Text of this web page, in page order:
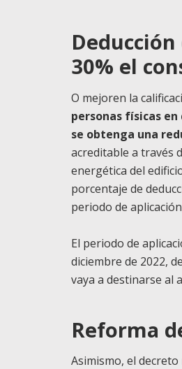
30% el
O mejoren la
personas físicas
se obtenga una
acreditable a través
energética del
porcentaje de
periodo de
El periodo de
diciembre de 2022,
vaya a destinarse al
Reforma
Asimismo, el